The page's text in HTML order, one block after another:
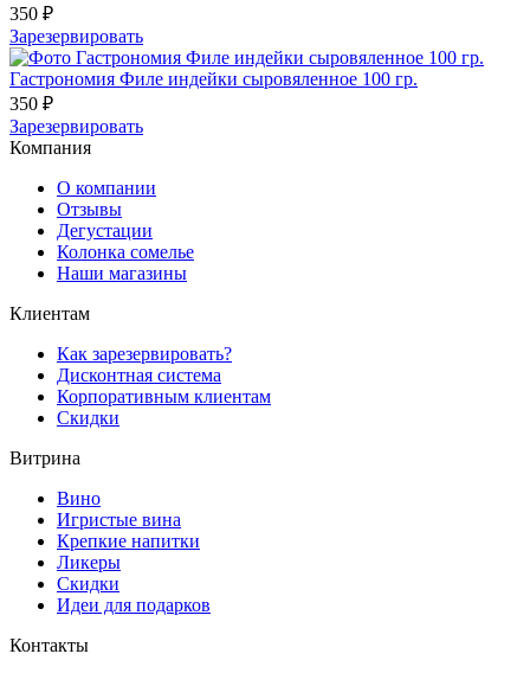
350 ₽
Зарезервировать
Гастрономия Филе индейки сыровяленное 100 гр.
350 ₽
Зарезервировать
Компания
О компании
Отзывы
Дегустации
Колонка сомелье
Наши магазины
Клиентам
Как зарезервировать?
Дисконтная система
Корпоративным клиентам
Скидки
Витрина
Вино
Игристые вина
Крепкие напитки
Ликеры
Скидки
Идеи для подарков
Контакты